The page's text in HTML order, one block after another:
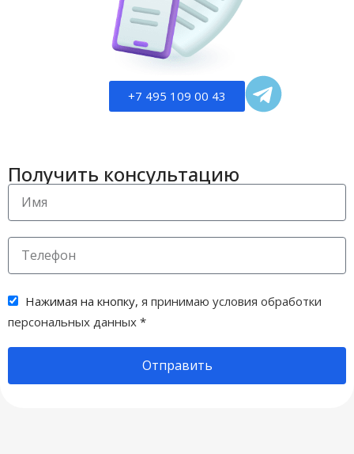
+7 495 109 00 43
Получить консультацию
Нажимая на кнопку, я принимаю условия обработки
персональных данных *
Отправить